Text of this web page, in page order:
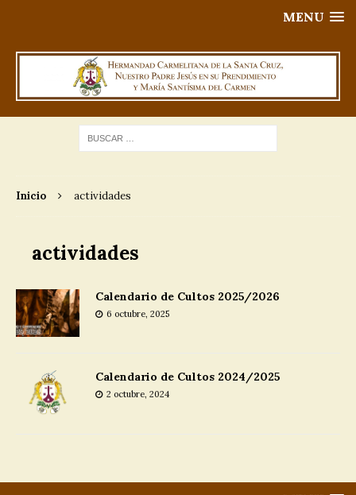
MENU
Inicio actividades
actividades
Calendario de Cultos 2025/2026
6 octubre, 2025
Calendario de Cultos 2024/2025
2 octubre, 2024